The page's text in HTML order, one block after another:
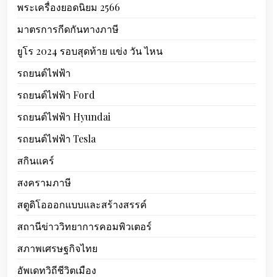
พระเครื่องยอดนิยม 2566
มาตรการกีดกันทางภาษี
ยูโร 2024 รอบสุดท้าย แข่ง วัน ไหน
รถยนต์ไฟฟ้า
รถยนต์ไฟฟ้า Ford
รถยนต์ไฟฟ้า Hyundai
รถยนต์ไฟฟ้า Tesla
สกินแคร์
สงครามภาษี
สตูดิโอออกแบบและสร้างสรรค์
สถานีข่าววิทยาการคอมพิวเตอร์
สภาพเศรษฐกิจไทย
อัพเดทวิถีชีวิตเมือง